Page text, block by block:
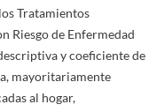
Tratamientos
Riesgo de Enfermedad
y coeficiente de
mayoritariamente
al hogar,